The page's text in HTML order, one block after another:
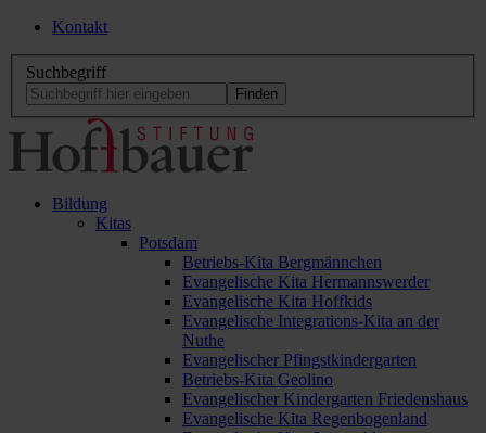
Kontakt
Suchbegriff
Bildung
Kitas
Potsdam
Betriebs-Kita Bergmännchen
Evangelische Kita Hermannswerder
Evangelische Kita Hoffkids
Evangelische Integrations-Kita an der
Nuthe
Evangelischer Pfingstkindergarten
Betriebs-Kita Geolino
Evangelischer Kindergarten Friedenshaus
Evangelische Kita Regenbogenland